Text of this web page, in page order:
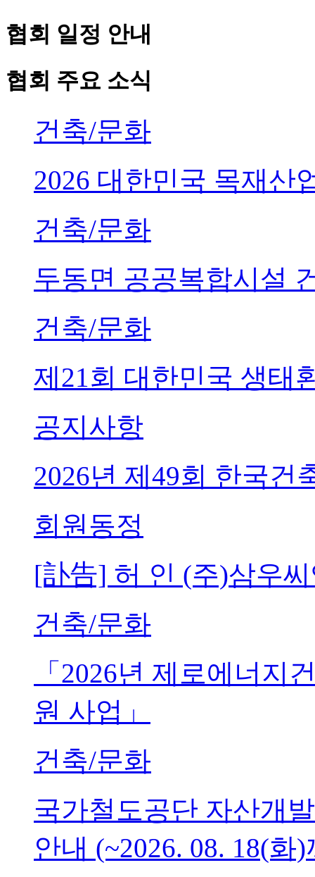
협회 일정 안내
협회 주요 소식
건축/문화
2026 대한민국 목재산
건축/문화
두동면 공공복합시설
건축/문화
제21회 대한민국 생태
공지사항
2026년 제49회 한국건
회원동정
[訃告] 허 인 (주)삼우
건축/문화
「2026년 제로에너지
원 사업」
건축/문화
국가철도공단 자산개
안내 (~2026. 08. 18(화